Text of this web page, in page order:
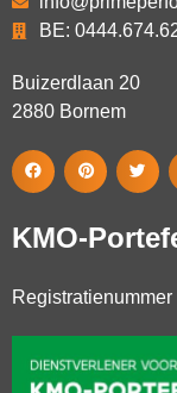
BE:
Buizerdlaan 20
2880 Bornem
KMO-